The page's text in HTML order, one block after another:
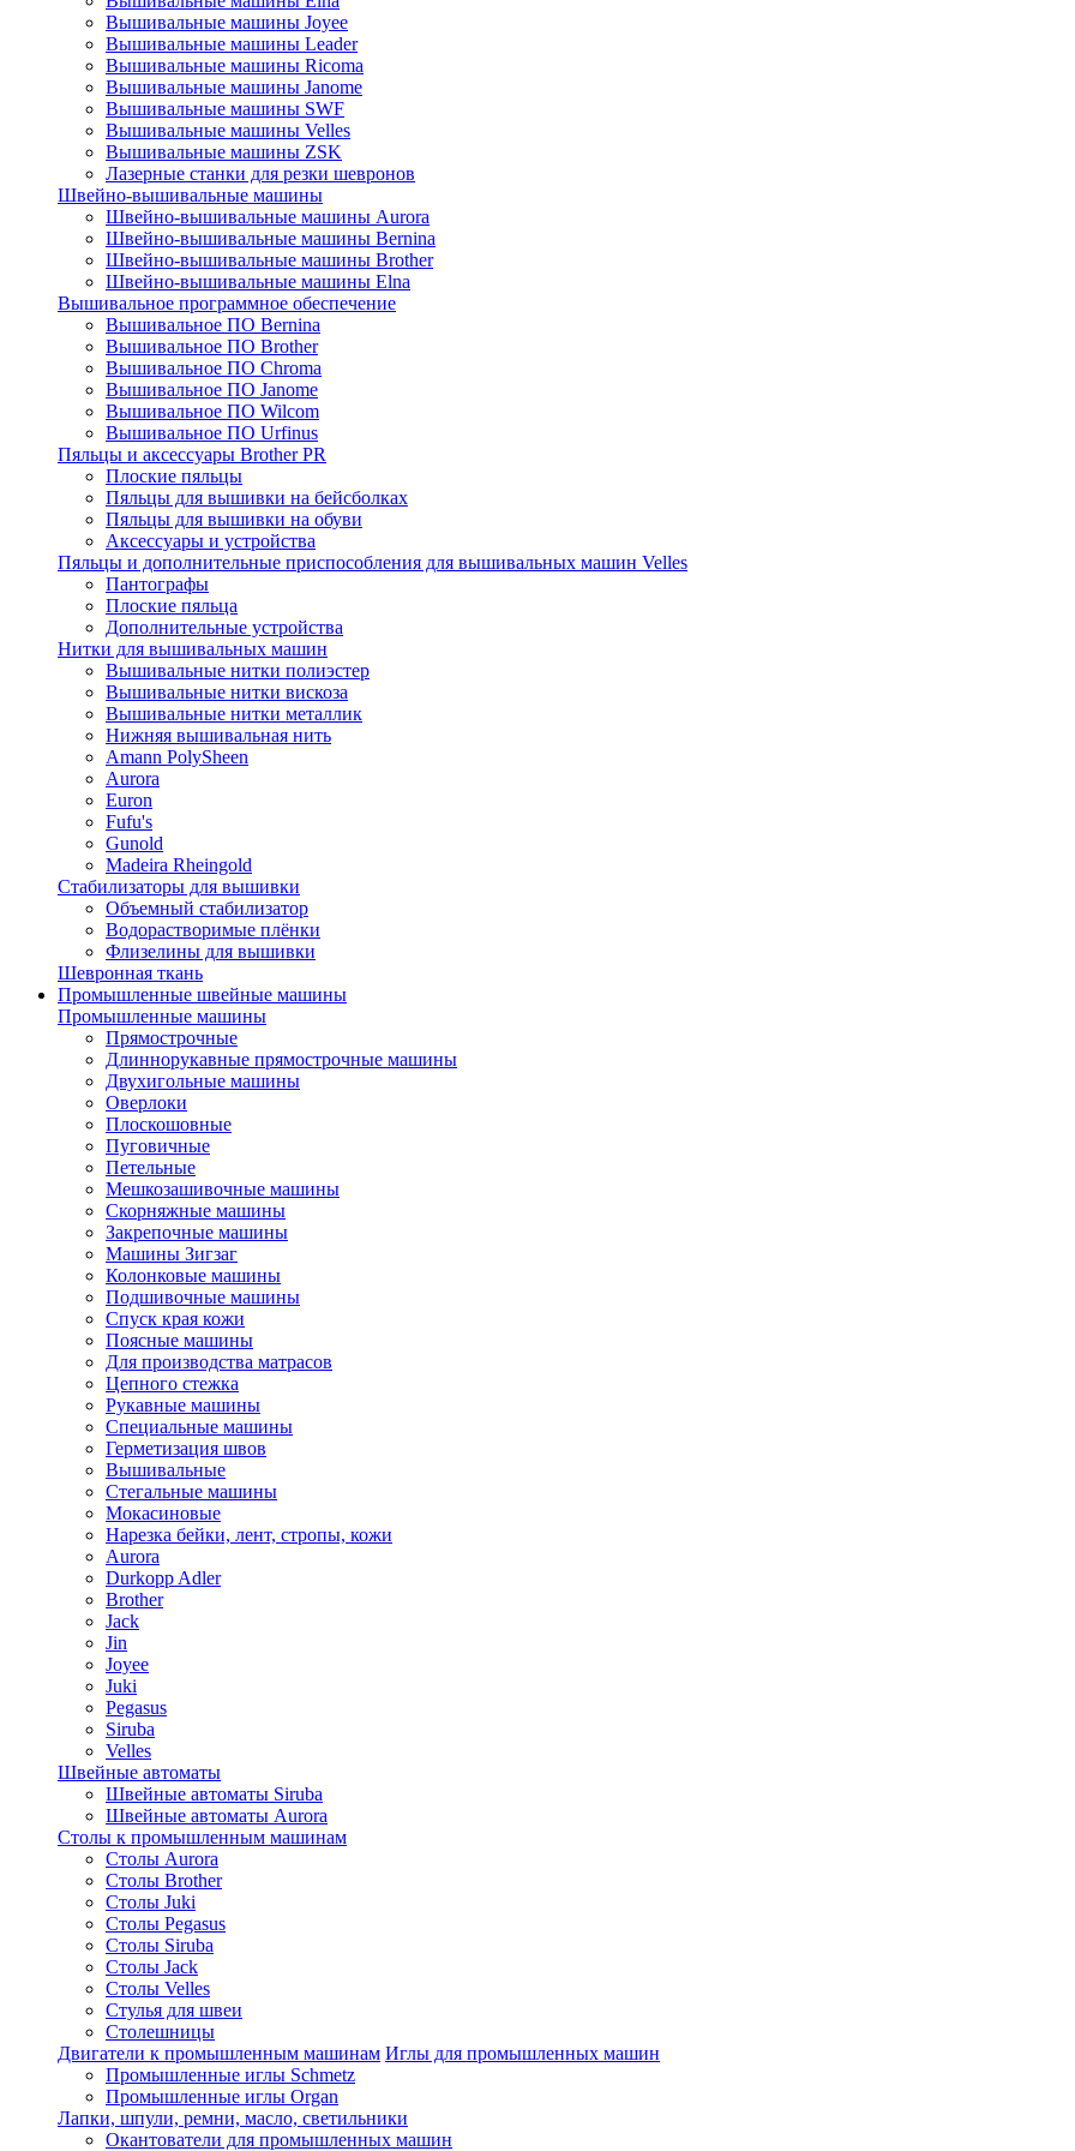
Вышивальные машины Joyee
Вышивальные машины Leader
Вышивальные машины Ricoma
Вышивальные машины Janome
Вышивальные машины SWF
Вышивальные машины Velles
Вышивальные машины ZSK
Лазерные станки для резки шевронов
Швейно-вышивальные машины
Швейно-вышивальные машины Aurora
Швейно-вышивальные машины Bernina
Швейно-вышивальные машины Brother
Швейно-вышивальные машины Elna
Вышивальное программное обеспечение
Вышивальное ПО Bernina
Вышивальное ПО Brother
Вышивальное ПО Chroma
Вышивальное ПО Janome
Вышивальное ПО Wilcom
Вышивальное ПО Urfinus
Пяльцы и аксессуары Brother PR
Плоские пяльцы
Пяльцы для вышивки на бейсболках
Пяльцы для вышивки на обуви
Аксессуары и устройства
Пяльцы и дополнительные приспособления для вышивальных машин Velles
Пантографы
Плоские пяльца
Дополнительные устройства
Нитки для вышивальных машин
Вышивальные нитки полиэстер
Вышивальные нитки вискоза
Вышивальные нитки металлик
Нижняя вышивальная нить
Amann PolySheen
Aurora
Euron
Fufu's
Gunold
Madeira Rheingold
Стабилизаторы для вышивки
Объемный стабилизатор
Водорастворимые плёнки
Флизелины для вышивки
Шевронная ткань
Промышленные швейные машины
Промышленные машины
Прямострочные
Длиннорукавные прямострочные машины
Двухигольные машины
Оверлоки
Плоскошовные
Пуговичные
Петельные
Мешкозашивочные машины
Скорняжные машины
Закрепочные машины
Машины Зигзаг
Колонковые машины
Подшивочные машины
Спуск края кожи
Поясные машины
Для производства матрасов
Цепного стежка
Рукавные машины
Специальные машины
Герметизация швов
Вышивальные
Стегальные машины
Мокасиновые
Нарезка бейки, лент, стропы, кожи
Aurora
Durkopp Adler
Brother
Jack
Jin
Joyee
Juki
Pegasus
Siruba
Velles
Швейные автоматы
Швейные автоматы Siruba
Швейные автоматы Aurora
Столы к промышленным машинам
Столы Aurora
Столы Brother
Столы Juki
Столы Pegasus
Столы Siruba
Столы Jack
Столы Velles
Стулья для швеи
Столешницы
Двигатели к промышленным машинам Иглы для промышленных машин
Промышленные иглы Schmetz
Промышленные иглы Organ
Лапки, шпули, ремни, масло, светильники
Окантователи для промышленных машин